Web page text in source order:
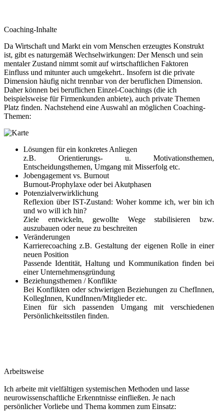
Coaching-Inhalte
Da Wirtschaft und Markt ein vom Menschen erzeugtes Konstrukt
ist, gibt es naturgemäß Wechselwirkungen: Der Mensch und sein
mentaler Zustand nimmt somit auf wirtschaftlichen Faktoren
Einfluss und mitunter auch umgekehrt.. Insofern ist die private
Dimension häufig nicht trennbar von der beruflichen Dimension.
Daher können bei beruflichen Einzel-Coachings (die ich
beispielsweise für Firmenkunden anbiete), auch private Themen
Platz finden. Nachstehend eine Auswahl an möglichen Coaching-
Themen:
Lösungen für ein konkretes Anliegen
z.B. Orientierungs- u. Motivationsthemen,
Entscheidungsthemen, Umgang mit Misserfolg etc.
Jobengagement vs. Burnout
Burnout-Prophylaxe oder bei Akutphasen
Potenzialverwirklichung
Reflexion über IST-Zustand: Woher komme ich, wer bin ich
und wo will ich hin?
Ziele entwickeln, gewollte Wege stabilisieren bzw.
auszubauen oder neue zu beschreiten
Veränderungen
Karrierecoaching z.B. Gestaltung der eigenen Rolle in einer
neuen Position
Passende Identität, Haltung und Kommunikation finden bei
einer Unternehmensgründung
Beziehungsthemen / Konflikte
Bei Konflikten oder schwierigen Beziehungen zu ChefInnen,
KollegInnen, KundInnen/Mitglieder etc.
Einen für sich passenden Umgang mit verschiedenen
Persönlichkeitsstilen finden.
Arbeitsweise
Ich arbeite mit vielfältigen systemischen Methoden und lasse
neurowissenschaftliche Erkenntnisse einfließen. Je nach
persönlicher Vorliebe und Thema kommen zum Einsatz: